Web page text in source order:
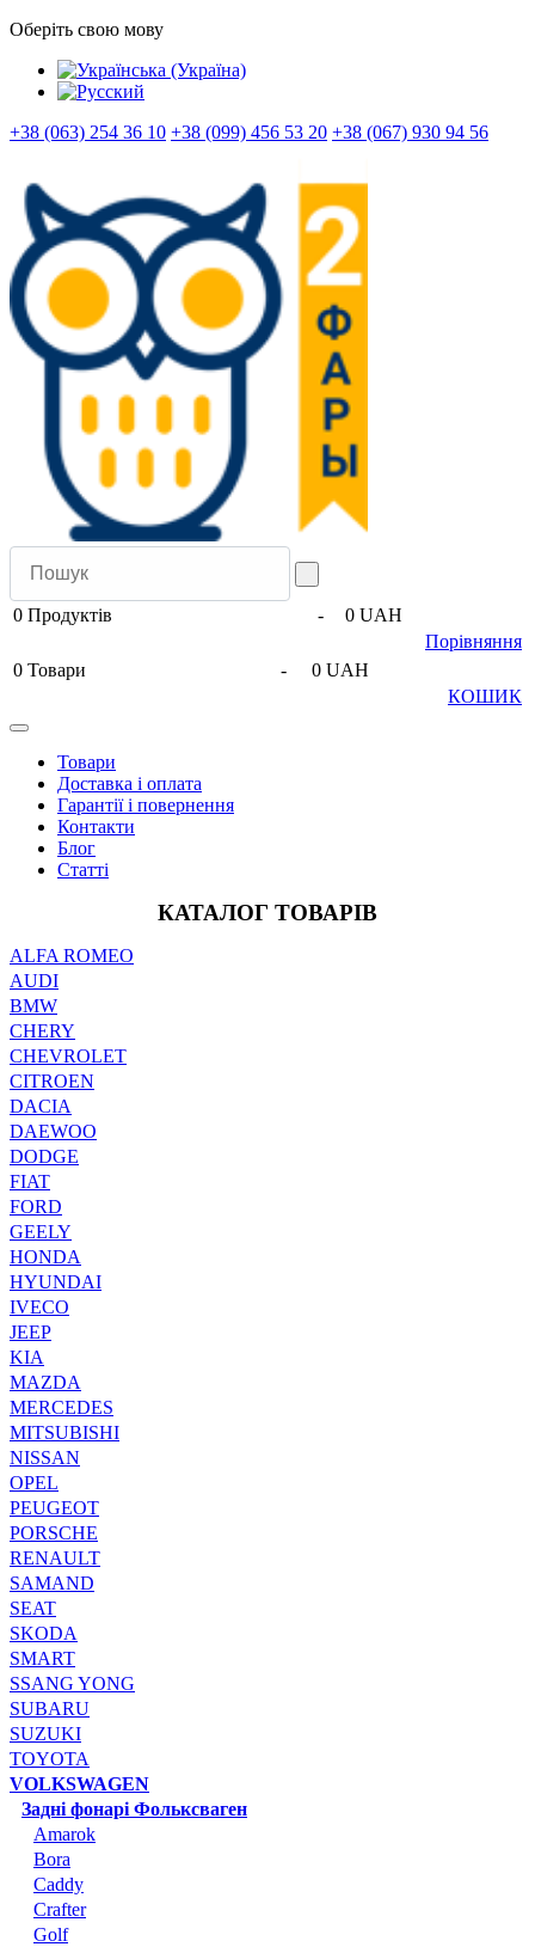
Оберіть свою мову
+38 (063) 254 36 10 +38 (099) 456 53 20 +38 (067) 930 94 56
0 Продуктів -
0 UAH
Порівняння
0 Товари -
0 UAH
КОШИК
Товари
Доставка і оплата
Гарантії і повернення
Контакти
Блог
Статті
КАТАЛОГ ТОВАРІВ
ALFA ROMEO
AUDI
BMW
CHERY
CHEVROLET
CITROEN
DACIA
DAEWOO
DODGE
FIAT
FORD
GEELY
HONDA
HYUNDAI
IVECO
JEEP
KIA
MAZDA
MERCEDES
MITSUBISHI
NISSAN
OPEL
PEUGEOT
PORSCHE
RENAULT
SAMAND
SEAT
SKODA
SMART
SSANG YONG
SUBARU
SUZUKI
TOYOTA
VOLKSWAGEN
Задні фонарі Фольксваген
Amarok
Bora
Caddy
Crafter
Golf